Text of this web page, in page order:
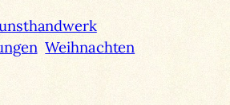
Weihnachten